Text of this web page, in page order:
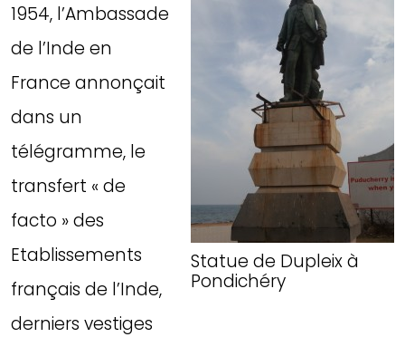
Statue de Dupleix à
Pondichéry
1954, l’Ambassade
de l’Inde en
France annonçait
dans un
télégramme, le
transfert « de
facto » des
Etablissements
français de l’Inde,
derniers vestiges